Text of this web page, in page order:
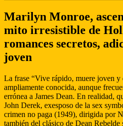
Marilyn Monroe,
mito irresistible de
romances secretos,
joven
La frase “Vive rápido, muere joven y
ampliamente conocida, aunque
errónea a James Dean. En realidad,
John Derek, exesposo de la sex
crimen no paga (1949), dirigida por
también del clásico de Dean